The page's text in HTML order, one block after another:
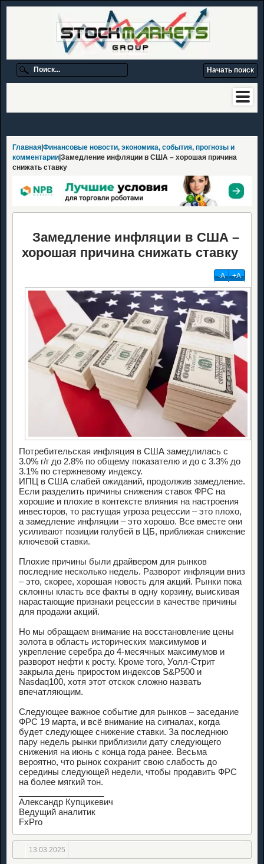
Главная Финансовые новости, экономика, события, прогнозы и
комментарии |Замедление инфляции в США – хорошая причина
снижать ставку
Замедление инфляции в США –
хорошая причина снижать ставку
-А +А
Потребительская инфляция в США замедлилась с
3.0% г/г до 2.8% по общему показателю и до с 3.3% до
3.1% по стержневому индексу.
ИПЦ в США слабей ожиданий, продолжив замедление.
Если разделить причины снижения ставок ФРС на
хорошие и плохие в контексте влияния на настроения
инвесторов, то растущая угроза рецессии – это плохо,
а замедление инфляции – это хорошо. Все вместе они
усиливают позиции голубей в ЦБ, приближая снижение
ключевой ставки.
Плохие причины были драйвером для рынков
последние несколько недель. Разворот инфляции вниз
– это, скорее, хорошая новость для акций. Рынки пока
склонны класть все факты в одну корзину, выискивая
нарастающие признаки рецессии в качестве причины
для продажи акций.
Но мы обращаем внимание на восстановление цены
золота в область исторических максимумов и
укрепление серебра до 4-месячных максимумов и
разворот нефти к росту. Кроме того, Уолл-Стрит
закрыла день приростом индексов S&P500 и
Nasdaq100, хотя этот отскок сложно назвать
впечатляющим.
Следующее важное событие для рынков – заседание
ФРС 19 марта, и всё внимание на сигналах, когда
будет следующее снижение ставки. За последнюю
пару недель рынки приблизили дату следующего
снижения на июнь с конца года ранее. Весьма
вероятно, что рынок сохранит свою слабость до
середины следующей недели, чтобы продавить ФРС
на более мягкий тон.
Александр Купцикевич
Ведущий аналитик
FxPro
13.03.2025